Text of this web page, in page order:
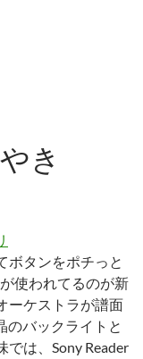
き
ボタンをポチっと
使われてるのが新
ーケストラが譜面
のバックライトと
は、Sony Reader